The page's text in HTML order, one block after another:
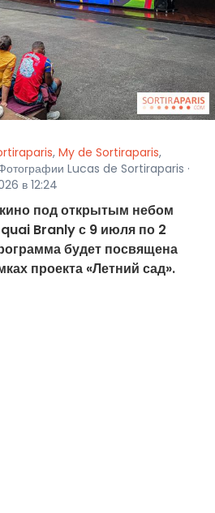
, My de Sortiraparis,
Lucas de Sortiraparis ·
в 12:24
под открытым небом
Branly с 9 июля по 2
будет посвящена
проекта «Летний сад».